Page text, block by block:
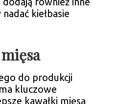
kiełbasie
do produkcji
kluczowe
kawałki mięsa